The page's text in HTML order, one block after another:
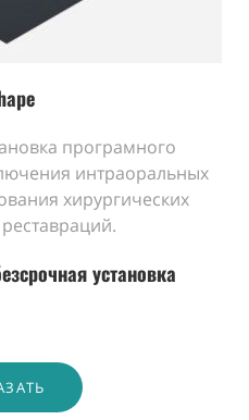
програмного
интраоральных
хирургических
установка